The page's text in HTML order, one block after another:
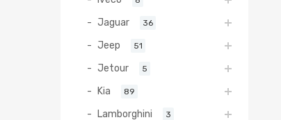
Jaguar 36
Jeep 51
Jetour 5
Kia 89
Lamborghini 3